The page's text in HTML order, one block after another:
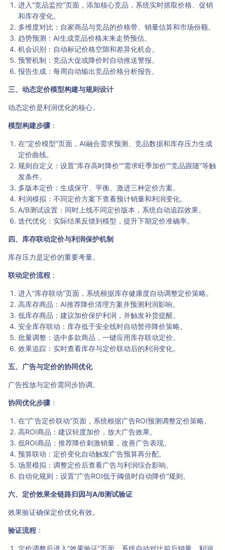
进入“竞品监控”页面，添加核心竞品，系统实时抓取价格、促销
和库存变化。
多维度对比：自家商品与竞品的价格带、销量估算和市场份额。
趋势预测：AI生成竞品价格未来走势预估。
机会识别：自动标记价格空隙和差异化机会。
预警机制：竞品大促或降价时自动推送警报。
报告生成：每周自动输出竞品价格分析报告。
三、动态定价模型构建与规则设计
动态定价是利润优化的核心。
模型构建步骤 ：
在“定价模型”页面，AI融合需求预测、竞品数据和库存压力生成
定价曲线。
规则自定义：设置“库存高时降价”“需求旺季加价”“竞品跟随”等触
发条件。
多版本定价：生成保守、平衡、激进三种定价方案。
利润模拟：不同定价方案下查看预计销量和利润变化。
A/B测试设置：同时上线不同定价版本，系统自动追踪效果。
迭代优化：实际结果反馈到模型，提升下期定价准确率。
四、库存联动定价与利润保护机制
库存压力是定价的重要考量。
联动定价流程 ：
进入“库存联动”页面，系统根据库存健康度自动调整定价策略。
高库存商品：AI推荐降价清理方案并预测利润影响。
低库存商品：建议加价保护利润，并触发补货提醒。
安全库存联动：库存低于安全线时自动暂停降价策略。
批量调整：选中多款商品，一键应用库存联动定价。
效果追踪：实时查看库存与定价联动后的利润变化。
五、广告与定价的协同优化
广告投放与定价需同步协调。
协同优化步骤 ：
在“广告定价联动”页面，系统根据广告ROI预测调整定价策略。
高ROI商品：建议轻度加价，放大广告效果。
低ROI商品：推荐降价刺激销量，改善广告表现。
预算联动：定价变化自动触发广告预算再分配。
场景模拟：调整定价后查看广告与利润综合影响。
自动化规则：设置“广告ROI低于阈值时自动降价”规则。
六、定价效果全链路归因与A/B测试验证
效果验证确保定价优化有效。
验证流程 ：